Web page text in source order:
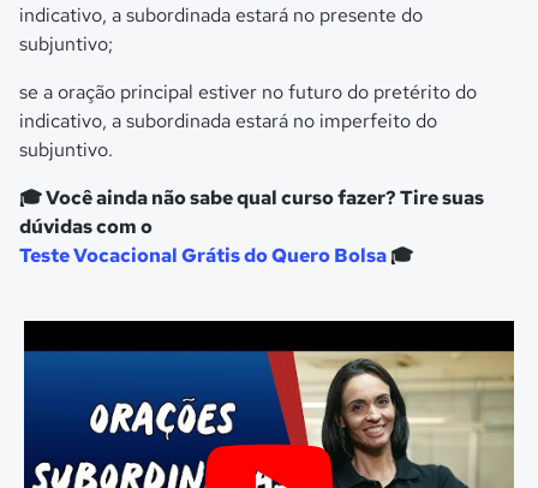
indicativo, a subordinada estará no presente do
subjuntivo;
se a oração principal estiver no futuro do pretérito do
indicativo, a subordinada estará no imperfeito do
subjuntivo.
🎓 Você ainda não sabe qual curso fazer? Tire suas
dúvidas com o
Teste Vocacional Grátis do Quero Bolsa🎓